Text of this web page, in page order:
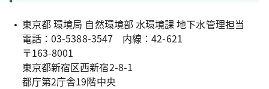
東京都 環境局 自然環境部 水環境課 地下水管理担当
電話：03-5388-3547 内線：42-621
〒163-8001
東京都新宿区西新宿2-8-1
都庁第2庁舎19階中央